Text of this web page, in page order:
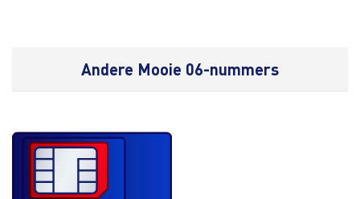
Andere Mooie 06-nummers